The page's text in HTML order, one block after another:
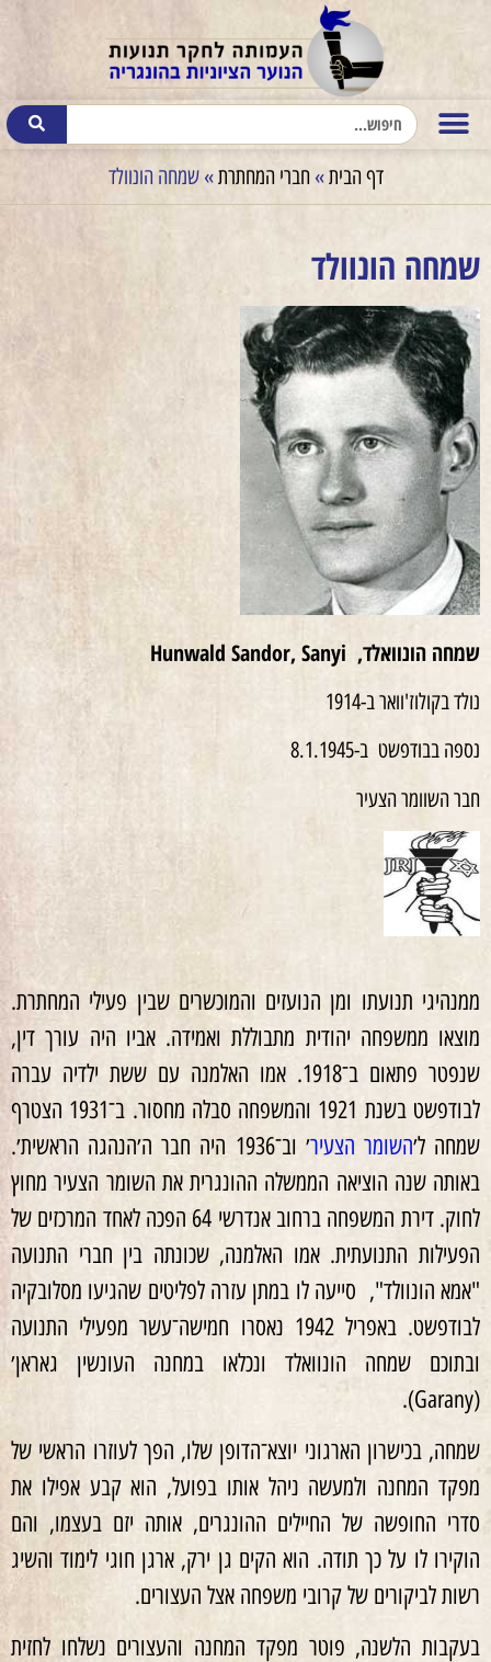
דף הבית» חברי המחתרת»שמחה הונוולד
שמחה הונוולד
שמחה הונוואלד, Hunwald Sandor, Sanyi
נולד בקולוז'וואר ב-1914
נספה בבודפשט ב-8.1.1945
חבר השוומר הצעיר
ממנהיגי תנועתו ומן הנועזים והמוכשרים שבין פעילי המחתרת.
מוצאו ממשפחה יהודית מתבוללת ואמידה. אביו היה עורך דין,
שנפטר פתאום ב־1918. אמו האלמנה עם ששת ילדיה עברה
לבודפשט בשנת 1921 והמשפחה סבלה מחסור. ב־1931 הצטרף
שמחה ל׳השומר הצעיר
׳ וב־1936 היה חבר ה׳הנהגה הראשית׳.
באותה שנה הוציאה הממשלה ההונגרית את השומר הצעיר מחוץ
לחוק. דירת המשפחה ברחוב אנדרשי 64 הפכה לאחד המרכזים של
הפעילות התנועתית. אמו האלמנה, שכונתה בין חברי התנועה
"אמא הונוולד", סייעה לו במתן עזרה לפליטים שהגיעו מסלובקיה
לבודפשט. באפריל 1942 נאסרו חמישה־עשר מפעילי התנועה
ובתוכם שמחה הונוואלד ונכלאו במחנה העונשין גאראן׳
(Garany).
שמחה, בכישרון הארגוני יוצא־הדופן שלו, הפך לעוזרו הראשי של
מפקד המחנה ולמעשה ניהל אותו בפועל, הוא קבע אפילו את
סדרי החופשה של החיילים ההונגרים, אותה יזם בעצמו, והם
הוקירו לו על כך תודה. הוא הקים גן ירק, ארגן חוגי לימוד והשיג
רשות לביקורים של קרובי משפחה אצל העצורים.
בעקבות הלשנה, פוטר מפקד המחנה והעצורים נשלחו לחזית